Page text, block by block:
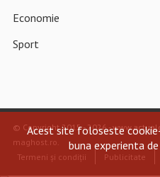
Economie
Sport
© Copyright 2015 - 2026 -
maghost.ro.
Termeni și condiții
Publicitate
Acest site foloseste
buna experienta